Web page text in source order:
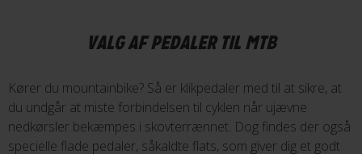
VALG AF PEDALER TIL MTB
Kører du mountainbike? Så er klikpedaler med til at sikre, at
du undgår at miste forbindelsen til cyklen når ujævne
nedkørsler bekæmpes i skovterrænnet. Dog findes der også
specielle flade pedaler, såkaldte flats, som giver dig et godt